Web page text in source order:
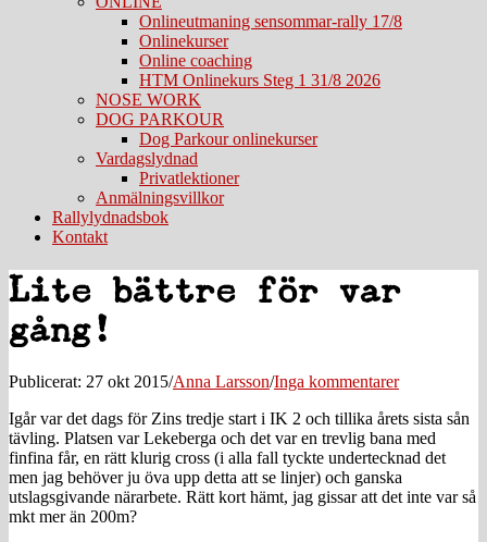
Onlineutmaning sensommar-rally 17/8
Onlinekurser
Online coaching
HTM Onlinekurs Steg 1 31/8 2026
NOSE WORK
DOG PARKOUR
Dog Parkour onlinekurser
Vardagslydnad
Privatlektioner
Anmälningsvillkor
Rallylydnadsbok
Kontakt
Lite bättre för var
gång!
Publicerat: 27 okt 2015/Anna Larsson/Inga kommentarer
Igår var det dags för Zins tredje start i IK 2 och tillika årets sista sån
tävling. Platsen var Lekeberga och det var en trevlig bana med
finfina får, en rätt klurig cross (i alla fall tyckte undertecknad det
men jag behöver ju öva upp detta att se linjer) och ganska
utslagsgivande närarbete. Rätt kort hämt, jag gissar att det inte var så
mkt mer än 200m?